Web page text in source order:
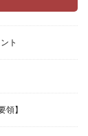
ト
】